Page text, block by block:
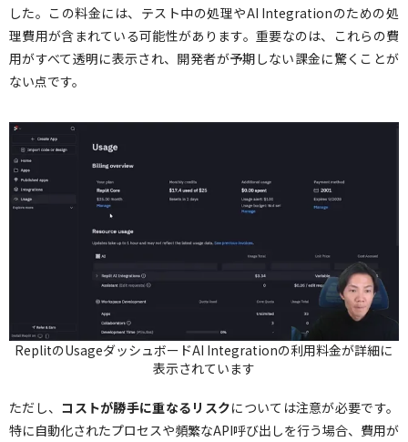
した。この料金には、テスト中の処理やAI Integrationのための処
理費用が含まれている可能性があります。重要なのは、これらの費
用がすべて透明に表示され、開発者が予期しない課金に驚くことが
ない点です。
ReplitのUsageダッシュボードAI Integrationの利用料金が詳細に
表示されています
ただし、 コストが勝手に重なるリスクについては注意が必要です。
特に自動化されたプロセスや頻繁なAPI呼び出しを行う場合、費用が